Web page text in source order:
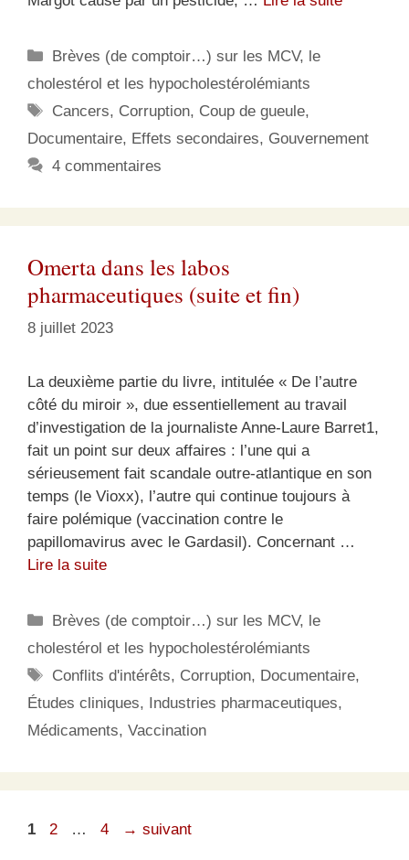
Catégories
Brèves (de comptoir…) sur les MCV, le
cholestérol et les hypocholestérolémiants
Étiquettes
Cancers, Corruption, Coup de gueule,
Documentaire, Effets secondaires, Gouvernement
4 commentaires
Omerta dans les labos
pharmaceutiques (suite et fin)
8 juillet 2023
La deuxième partie du livre, intitulée « De l’autre
côté du miroir », due essentiellement au travail
d’investigation de la journaliste Anne-Laure Barret1,
fait un point sur deux affaires : l’une qui a
sérieusement fait scandale outre-atlantique en son
temps (le Vioxx), l’autre qui continue toujours à
faire polémique (vaccination contre le
papillomavirus avec le Gardasil). Concernant …
Lire la suite
Catégories
Brèves (de comptoir…) sur les MCV, le
cholestérol et les hypocholestérolémiants
Étiquettes
Conflits d'intérêts, Corruption, Documentaire,
Études cliniques, Industries pharmaceutiques,
Médicaments, Vaccination
Page
1 Page
2 … Page
4 → suivant